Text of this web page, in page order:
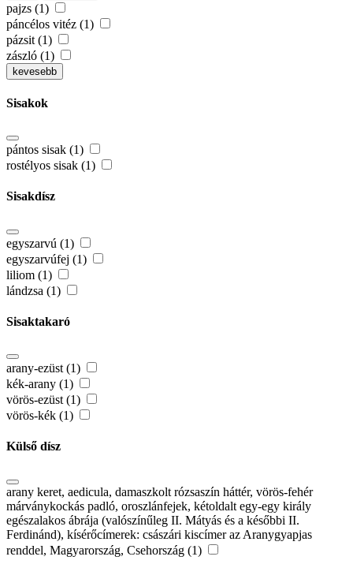
pajzs (1)
páncélos vitéz (1)
pázsit (1)
zászló (1)
kevesebb
Sisakok
pántos sisak (1)
rostélyos sisak (1)
Sisakdísz
egyszarvú (1)
egyszarvúfej (1)
liliom (1)
lándzsa (1)
Sisaktakaró
arany-ezüst (1)
kék-arany (1)
vörös-ezüst (1)
vörös-kék (1)
Külső dísz
arany keret, aedicula, damaszkolt rózsaszín háttér, vörös-fehér
márványkockás padló, oroszlánfejek, kétoldalt egy-egy király
egészalakos ábrája (valószínűleg II. Mátyás és a későbbi II.
Ferdinánd), kísérőcímerek: császári kiscímer az Aranygyapjas
renddel, Magyarország, Csehország (1)